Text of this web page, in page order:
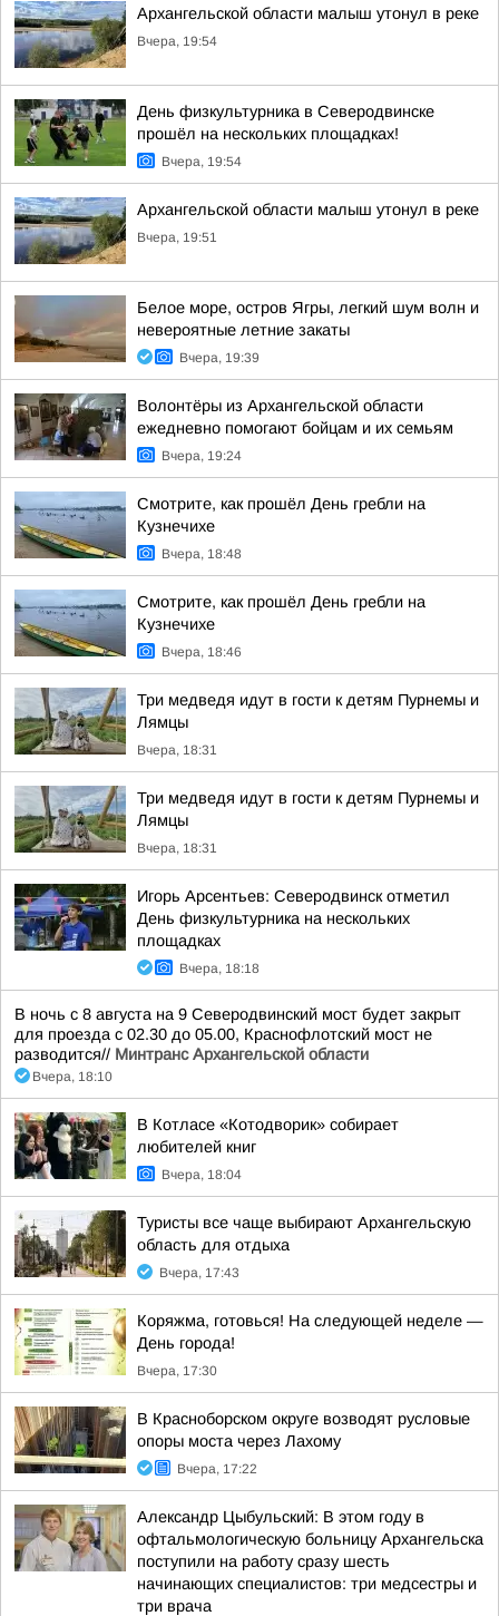
Архангельской области малыш утонул в реке
Вчера, 19:54
День физкультурника в Северодвинске
прошёл на нескольких площадках!
Вчера, 19:54
Архангельской области малыш утонул в реке
Вчера, 19:51
Белое море, остров Ягры, легкий шум волн и
невероятные летние закаты
Вчера, 19:39
Волонтёры из Архангельской области
ежедневно помогают бойцам и их семьям
Вчера, 19:24
Смотрите, как прошёл День гребли на
Кузнечихе
Вчера, 18:48
Смотрите, как прошёл День гребли на
Кузнечихе
Вчера, 18:46
Три медведя идут в гости к детям Пурнемы и
Лямцы
Вчера, 18:31
Три медведя идут в гости к детям Пурнемы и
Лямцы
Вчера, 18:31
Игорь Арсентьев: Северодвинск отметил
День физкультурника на нескольких
площадках
Вчера, 18:18
В ночь с 8 августа на 9 Северодвинский мост будет закрыт
для проезда с 02.30 до 05.00, Краснофлотский мост не
разводится// Минтранс Архангельской области
Вчера, 18:10
В Котласе «Котодворик» собирает
любителей книг
Вчера, 18:04
Туристы все чаще выбирают Архангельскую
область для отдыха
Вчера, 17:43
Коряжма, готовься! На следующей неделе —
День города!
Вчера, 17:30
В Красноборском округе возводят русловые
опоры моста через Лахому
Вчера, 17:22
Александр Цыбульский: В этом году в
офтальмологическую больницу Архангельска
поступили на работу сразу шесть
начинающих специалистов: три медсестры и
три врача